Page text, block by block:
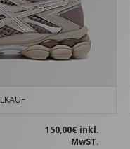
150,00€ inkl.
MwST.